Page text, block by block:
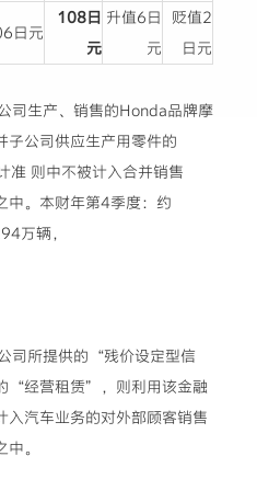
日元
108日
元
升值6日
元
贬值2
日元
司生产、销售的Honda品牌摩
子公司供应生产用零件的
准 则中不被计入合并销售
中。本财年第4季度：约
万辆，
司所提供的“残价设定型信
“经营租赁”，则利用该金融
入汽车业务的对外部顾客销售
。